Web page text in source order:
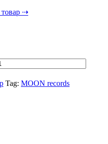
⇢
Tag: MOON records